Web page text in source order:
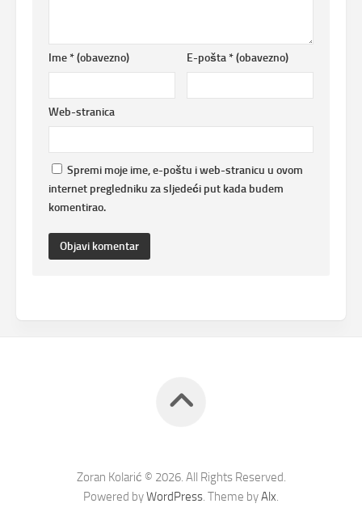
Ime* (obavezno) E-pošta* (obavezno)
Web-stranica
Spremi moje ime, e-poštu i web-stranicu u ovom
internet pregledniku za sljedeći put kada budem
komentirao.
Zoran Kolarić © 2026. All Rights Reserved.
Powered byWordPress. Theme byAlx.